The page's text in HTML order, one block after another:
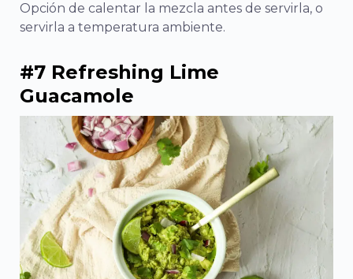
Opción de calentar la mezcla antes de servirla, o
servirla a temperatura ambiente.
#7 Refreshing Lime
Guacamole